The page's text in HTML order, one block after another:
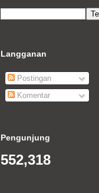
Langganan
Postingan
Komentar
Pengunjung
552,318